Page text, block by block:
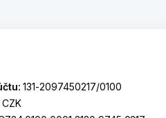
131-2097450217/0100
CZK